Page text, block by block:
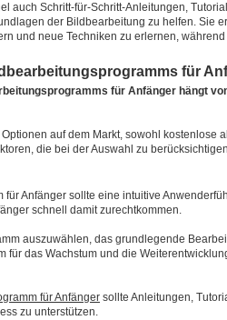
auch Schritt-für-Schritt-Anleitungen,
der Bildbearbeitung zu helfen. Sie
und neue Techniken zu erlernen,
für
für Anfänger hängt
auf dem Markt, sowohl kostenlose
die bei der Auswahl zu
für Anfänger sollte eine intuitive
schnell damit zurechtkommen.
auszuwählen, das grundlegende
für das Wachstum und die
für Anfänger sollte Anleitungen,
zu unterstützen.